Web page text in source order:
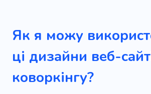
Місце для зустрічей
Інвестиції
Простір для роботи
Світ
Ділова зустріч
Складний
Як я можу
ці дизайни веб-
коворкінгу?